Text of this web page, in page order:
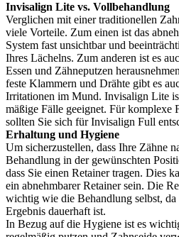
Invisalign Lite vs. Vollbehandlung
Verglichen mit einer traditionellen
viele Vorteile. Zum einen ist das
System fast unsichtbar und
Ihres Lächelns. Zum anderen ist es
Essen und Zähneputzen
feste Klammern und Drähte gibt es
Irritationen im Mund. Invisalign Lite
mäßige Fälle geeignet. Für komplexe
sollten Sie sich für Invisalign Full
Erhaltung und Hygiene
Um sicherzustellen, dass Ihre Zähne
Behandlung in der gewünschten
dass Sie einen Retainer tragen. Dies
ein abnehmbarer Retainer sein. Die
wichtig wie die Behandlung selbst, da
Ergebnis dauerhaft ist.
In Bezug auf die Hygiene ist es